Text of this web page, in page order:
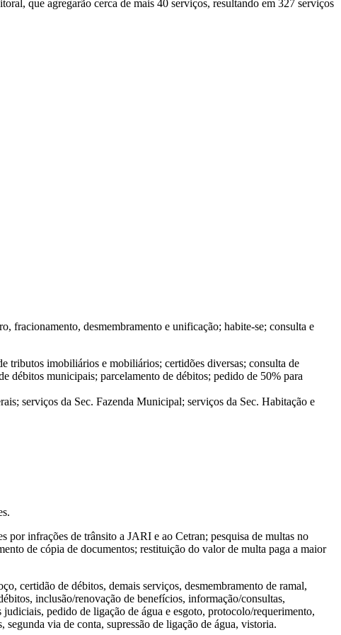
que agregarão cerca de mais 40 serviços, resultando em 327 serviços
fracionamento, desmembramento e unificação; habite-se; consulta e
tributos imobiliários e mobiliários; certidões diversas; consulta de
débitos municipais; parcelamento de débitos; pedido de 50% para
serviços da Sec. Fazenda Municipal; serviços da Sec. Habitação e
por infrações de trânsito a JARI e ao Cetran; pesquisa de multas no
de cópia de documentos; restituição do valor de multa paga a maior
certidão de débitos, demais serviços, desmembramento de ramal,
inclusão/renovação de benefícios, informação/consultas,
pedido de ligação de água e esgoto, protocolo/requerimento,
via de conta, supressão de ligação de água, vistoria.